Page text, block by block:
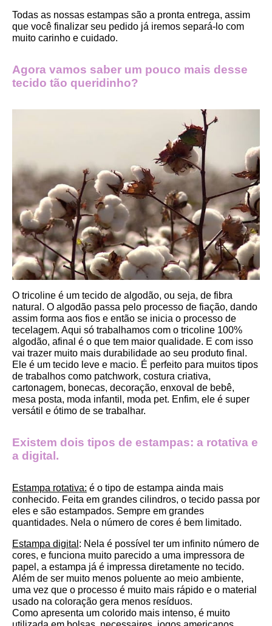
Todas as nossas estampas são a pronta entrega, assim
que você finalizar seu pedido já iremos separá-lo com
muito carinho e cuidado.
Agora vamos saber um pouco mais desse
tecido tão queridinho?
O tricoline é um tecido de algodão, ou seja, de fibra
natural. O algodão passa pelo processo de fiação, dando
assim forma aos fios e então se inicia o processo de
tecelagem. Aqui só trabalhamos com o tricoline 100%
algodão, afinal é o que tem maior qualidade. E com isso
vai trazer muito mais durabilidade ao seu produto final.
Ele é um tecido leve e macio. É perfeito para muitos tipos
de trabalhos como patchwork, costura criativa,
cartonagem, bonecas, decoração, enxoval de bebê,
mesa posta, moda infantil, moda pet. Enfim, ele é super
versátil e ótimo de se trabalhar.
Existem dois tipos de estampas: a rotativa e
a digital.
Estampa rotativa: é o tipo de estampa ainda mais
conhecido. Feita em grandes cilindros, o tecido passa por
eles e são estampados. Sempre em grandes
quantidades. Nela o número de cores é bem limitado.
Estampa digital : Nela é possível ter um infinito número de
cores, e funciona muito parecido a uma impressora de
papel, a estampa já é impressa diretamente no tecido.
Além de ser muito menos poluente ao meio ambiente,
uma vez que o processo é muito mais rápido e o material
usado na coloração gera menos resíduos.
Como apresenta um colorido mais intenso, é muito